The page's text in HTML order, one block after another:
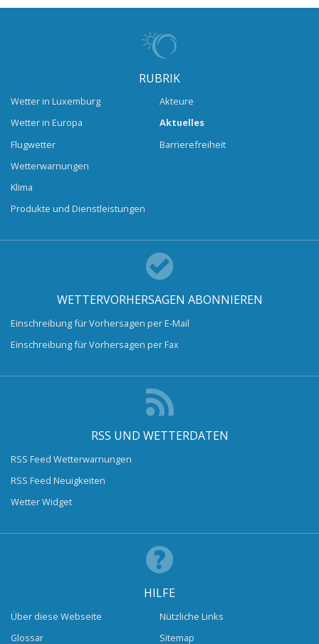
RUBRIK
Wetter in Luxemburg
Wetter in Europa
Flugwetter
Wetterwarnungen
Klima
Produkte und Dienstleistungen
Akteure
Aktuelles
Barrierefreiheit
WETTERVORHERSAGEN ABONNIEREN
Einschreibung für Vorhersagen per E-Mail
Einschreibung für Vorhersagen per Fax
RSS UND WETTERDATEN
RSS Feed Wetterwarnungen
RSS Feed Neuigkeiten
Wetter Widget
HILFE
Über diese Webseite
Glossar
Nützliche Links
Sitemap